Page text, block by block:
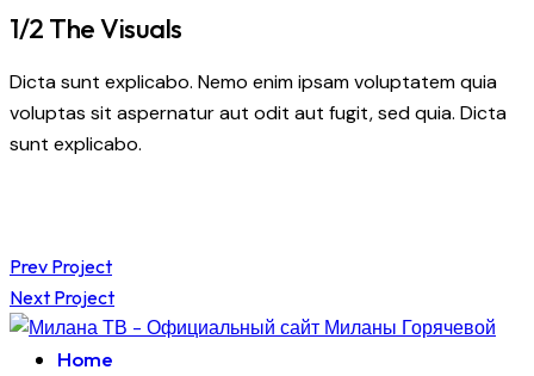
1/2 The Visuals
Dicta sunt explicabo. Nemo enim ipsam voluptatem quia
voluptas sit aspernatur aut odit aut fugit, sed quia. Dicta
sunt explicabo.
Навигация
по
Prev Project
Next Project
Home